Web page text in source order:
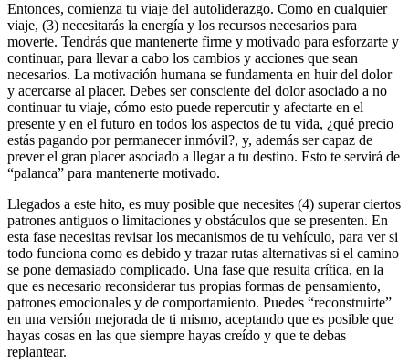
Entonces, comienza tu viaje del autoliderazgo. Como en cualquier
viaje, (3) necesitarás la energía y los recursos necesarios para
moverte. Tendrás que mantenerte firme y motivado para esforzarte y
continuar, para llevar a cabo los cambios y acciones que sean
necesarios. La motivación humana se fundamenta en huir del dolor
y acercarse al placer. Debes ser consciente del dolor asociado a no
continuar tu viaje, cómo esto puede repercutir y afectarte en el
presente y en el futuro en todos los aspectos de tu vida, ¿qué precio
estás pagando por permanecer inmóvil?, y, además ser capaz de
prever el gran placer asociado a llegar a tu destino. Esto te servirá de
“palanca” para mantenerte motivado.
Llegados a este hito, es muy posible que necesites (4) superar ciertos
patrones antiguos o limitaciones y obstáculos que se presenten. En
esta fase necesitas revisar los mecanismos de tu vehículo, para ver si
todo funciona como es debido y trazar rutas alternativas si el camino
se pone demasiado complicado. Una fase que resulta crítica, en la
que es necesario reconsiderar tus propias formas de pensamiento,
patrones emocionales y de comportamiento. Puedes “reconstruirte”
en una versión mejorada de ti mismo, aceptando que es posible que
hayas cosas en las que siempre hayas creído y que te debas
replantear.